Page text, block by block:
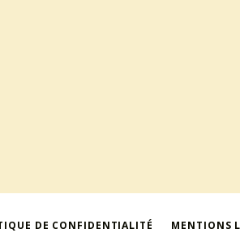
DE CONFIDENTIALITÉ MENTIONS